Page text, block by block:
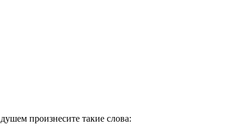
произнесите такие слова: